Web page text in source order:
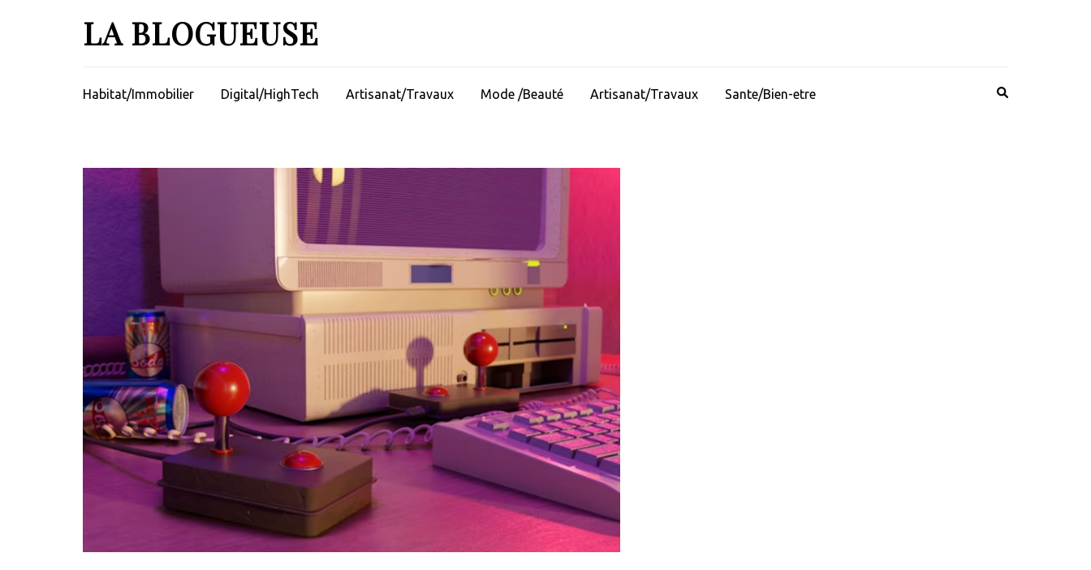
LA BLOGUEUSE
Habitat/Immobilier Digital/HighTech Artisanat/Travaux Mode /Beauté Artisanat/Travaux Sante/Bien-etre